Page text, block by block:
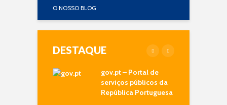
O NOSSO BLOG
DESTAQUE
gov.pt – Portal de
serviços públicos da
República Portuguesa